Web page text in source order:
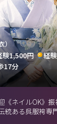
）
験1,500円
経
17分
《ネイルOK》
統ある呉服袴専